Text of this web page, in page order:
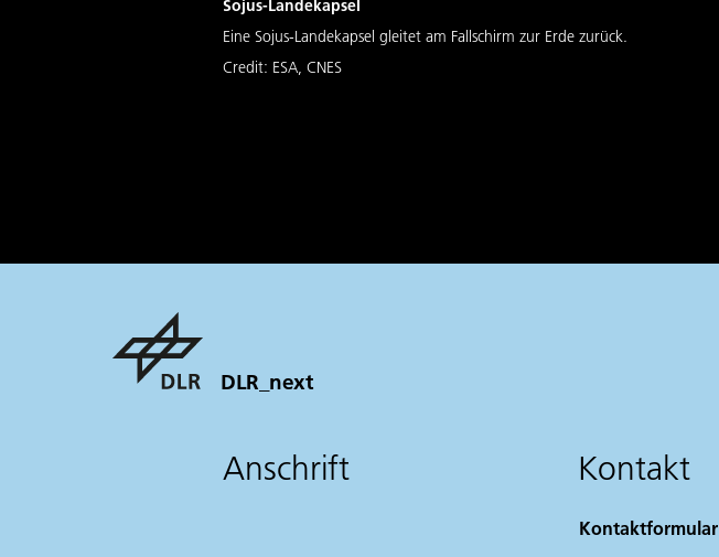
Sojus-Landekapsel
Eine Sojus-Landekapsel gleitet am Fallschirm zur Erde zurück.
Credit: ESA, CNES
DLR_next
Anschrift Kontakt
Kontaktformular